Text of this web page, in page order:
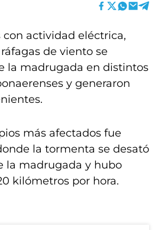
actividad eléctrica,
de viento se
la madrugada en distintos
y generaron
más afectados fue
la tormenta se desató
la madrugada y hubo
kilómetros por hora.